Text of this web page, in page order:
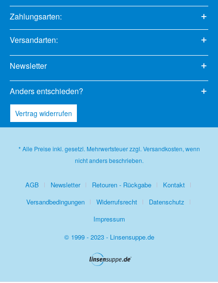
Zahlungsarten:
Versandarten:
Newsletter
Anders entschieden?
Vertrag widerrufen
* Alle Preise inkl. gesetzl. Mehrwertsteuer zzgl. Versandkosten, wenn
nicht anders beschrieben.
AGB Newsletter Retouren - Rückgabe
Kontakt
Versandbedingungen
Widerrufsrecht
Datenschutz
Impressum
© 1999 - 2023 - Linsensuppe.de